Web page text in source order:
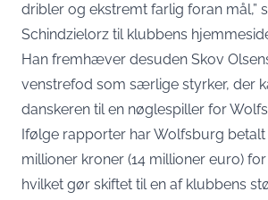
dribler og ekstremt farlig foran mål,”
Schindzielorz til klubbens
Han fremhæver desuden Skov
venstrefod som særlige styrker, der
danskeren til en nøglespiller for
Ifølge rapporter har Wolfsburg betalt
millioner kroner (14 millioner euro)
hvilket gør skiftet til en af klubbens